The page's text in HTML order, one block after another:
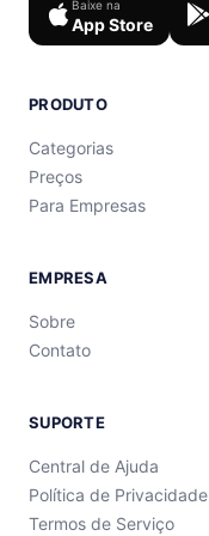
Baixe na
App Store
PRODUTO
Categorias
Preços
Para Empresas
EMPRESA
Sobre
Contato
SUPORTE
Central de Ajuda
Política de Privacidade
Termos de Serviço